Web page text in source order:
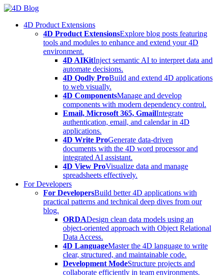
Skip
content4D Product Extensions
4D Product ExtensionsExplore blog posts featuring
tools and modules to enhance and extend your 4D
environment.
4D AIKitInject semantic AI to interpret data and
automate decisions.
4D Qodly ProBuild and extend 4D applications
to web visually.
4D ComponentsManage and develop
components with modern dependency control.
Email, Microsoft 365, GmailIntegrate
authentication, email, and calendar in 4D
applications.
4D Write ProGenerate data-driven
documents with the 4D word processor and
integrated AI assistant.
4D View ProVisualize data and manage
spreadsheets effectively.
For Developers
For DevelopersBuild better 4D applications with
practical patterns and technical deep dives from our
blog.
ORDADesign clean data models using an
object-oriented approach with Object Relational
Data Access.
4D LanguageMaster the 4D language to write
clear, structured, and maintainable code.
Development ModeStructure projects and
collaborate efficiently in team environments.